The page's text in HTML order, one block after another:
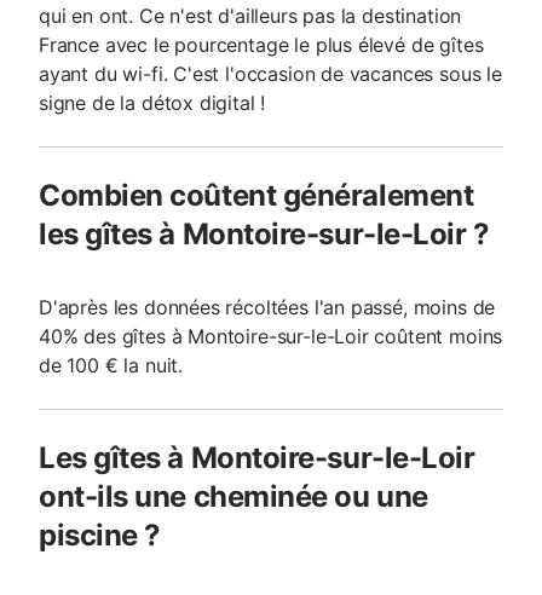
qui en ont. Ce n'est d'ailleurs pas la destination
France avec le pourcentage le plus élevé de gîtes
ayant du wi-fi. C'est l'occasion de vacances sous le
signe de la détox digital !
Combien coûtent généralement
les gîtes à Montoire-sur-le-Loir ?
D'après les données récoltées l'an passé, moins de
40% des gîtes à Montoire-sur-le-Loir coûtent moins
de 100 € la nuit.
Les gîtes à Montoire-sur-le-Loir
ont-ils une cheminée ou une
piscine ?